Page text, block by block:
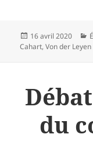
Publié
le
16 avril 2020
Cahart,Von der Leyen
du